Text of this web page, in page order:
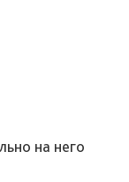
на него